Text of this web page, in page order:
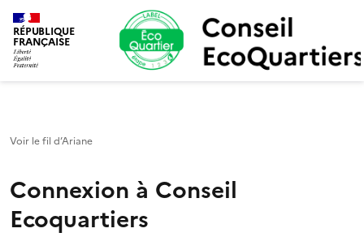
Conseil Ecoquartiers
RÉPUBLIQUE
FRANÇAISE
Voir le fil d’Ariane
Connexion à Conseil
Ecoquartiers